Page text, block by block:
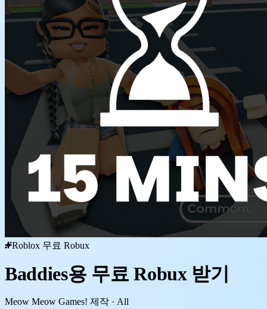
Roblox 무료 Robux
Baddies용 무료 Robux 받기
Meow Meow Games! 제작 · All